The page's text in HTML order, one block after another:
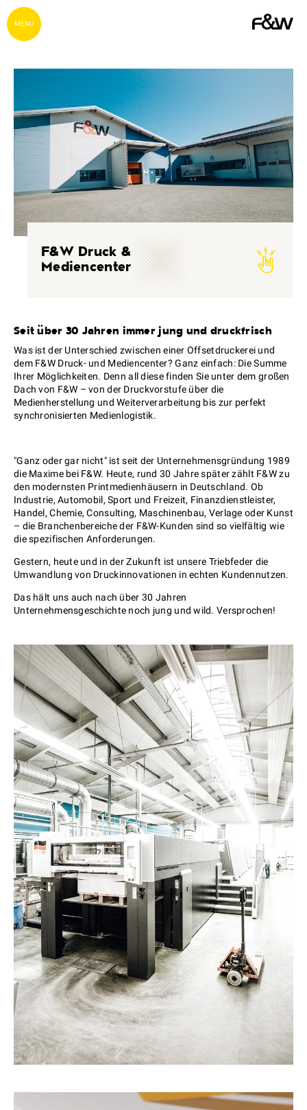
MENU
F&W Druck &
Mediencenter
Seit über 30 Jahren immer jung und druckfrisch
Was ist der Unterschied zwischen einer Offsetdruckerei und
dem F&W Druck- und Mediencenter? Ganz einfach: Die Summe
Ihrer Möglichkeiten. Denn all diese finden Sie unter dem großen
Dach von F&W – von der Druckvorstufe über die
Medienherstellung und Weiterverarbeitung bis zur perfekt
synchronisierten Medienlogistik.
"Ganz oder gar nicht" ist seit der Unternehmensgründung 1989
die Maxime bei F&W. Heute, rund 30 Jahre später zählt F&W zu
den modernsten Printmedienhäusern in Deutschland. Ob
Industrie, Automobil, Sport und Freizeit, Finanzdienstleister,
Handel, Chemie, Consulting, Maschinenbau, Verlage oder Kunst
– die Branchenbereiche der F&W-Kunden sind so vielfältig wie
die spezifischen Anforderungen.
Gestern, heute und in der Zukunft ist unsere Triebfeder die
Umwandlung von Druckinnovationen in echten Kundennutzen.
Das hält uns auch nach über 30 Jahren
Unternehmensgeschichte noch jung und wild. Versprochen!